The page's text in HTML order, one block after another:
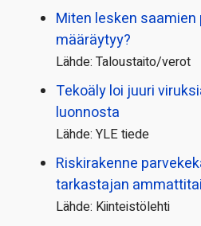
Miten lesken
määräytyy?
Lähde: Taloustaito/verot
Tekoäly loi juuri
luonnosta
Lähde: YLE tiede
Riskirakenne
tarkastajan
Lähde: Kiinteistölehti